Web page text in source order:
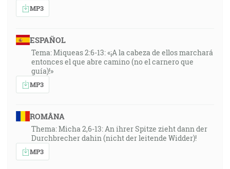
MP3
ESPAÑOL
Tema: Miqueas 2:6-13: «¡A la cabeza de ellos marchará
entonces el que abre camino (no el carnero que
guía)!»
MP3
ROMÂNA
Thema: Micha 2,6-13: An ihrer Spitze zieht dann der
Durchbrecher dahin (nicht der leitende Widder)!
MP3